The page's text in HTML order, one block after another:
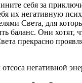
себя за
их негативную
Света, для
баланс. Они
прекрасно
негативной